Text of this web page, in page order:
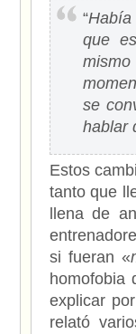
“
que
se
hablar
Estos
tanto que
llena de
si fueran «
homofobia
explicar
relató